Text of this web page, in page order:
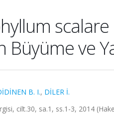
Büyüme ve
B. I., DİLER İ.
cilt.30, sa.1, ss.1-3, 2014